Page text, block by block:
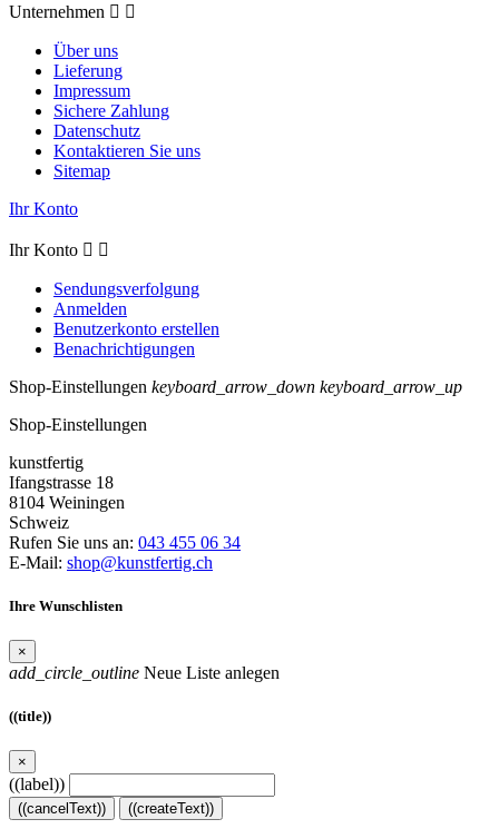
Unternehmen  
Über uns
Lieferung
Impressum
Sichere Zahlung
Datenschutz
Kontaktieren Sie uns
Sitemap
Ihr Konto
Ihr Konto  
Sendungsverfolgung
Anmelden
Benutzerkonto erstellen
Benachrichtigungen
Shop-Einstellungen keyboard_arrow_down keyboard_arrow_up
Shop-Einstellungen
kunstfertig
Ifangstrasse 18
8104 Weiningen
Schweiz
Rufen Sie uns an: 043 455 06 34
E-Mail: shop@kunstfertig.ch
Ihre Wunschlisten
×
add_circle_outline Neue Liste anlegen
((title))
×
((label))
((cancelText)) ((createText))